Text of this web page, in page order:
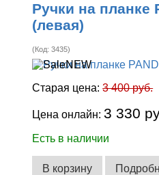
Ручки на планке
(левая)
(Код:3435)
Старая цена:3 400 руб.
Цена онлайн:3 330
Есть в наличии
В корзину